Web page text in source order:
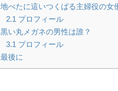
地べたに這いつくばる主婦役の女
2.1 プロフィール
黒い丸メガネの男性は誰？
3.1 プロフィール
最後に